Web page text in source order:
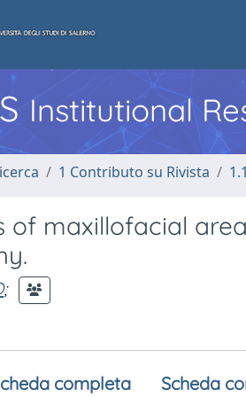
Institutional
1 Contributo su Rivista
of maxillofacial
;
completa Scheda